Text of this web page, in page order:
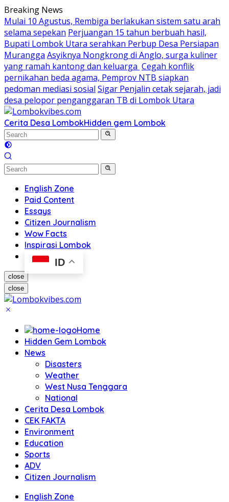
Skip
to
content
Breaking News
Mulai 10 Agustus, Rembiga berlakukan sistem satu arah
selama sepekan Perjuangan 15 tahun berbuah hasil,
Bupati Lombok Utara serahkan Perbup Desa Persiapan
Murangga Asyiknya Nongkrong di Anglo, surga kuliner
yang ramah kantong dan keluarga Cegah konflik
pernikahan beda agama, Pemprov NTB siapkan
pedoman mediasi sosial Sigar Penjalin cetak sejarah, jadi
desa pelopor penganggaran TB di Lombok Utara
Cerita Desa LombokHidden gem Lombok
English Zone
Paid Content
Essays
Citizen Journalism
Wow Facts
Inspirasi Lombok
ID
close
close
Home
Hidden Gem Lombok
News
Disasters
Weather
West Nusa Tenggara
National
Cerita Desa Lombok
CEK FAKTA
Environment
Education
Sports
ADV
Citizen Journalism
English Zone